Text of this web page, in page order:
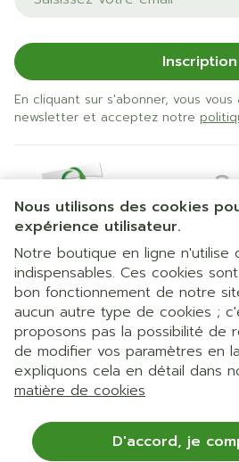
Nous utilisons des cookies
expérience utilisateur.
Notre boutique en ligne n'utilise
indispensables. Ces cookies
bon fonctionnement de notre
aucun autre type de cookies ;
proposons pas la possibilité de
de modifier vos paramètres en
expliquons cela en détail dans
matière de cookies
D'accord, je
Inscription
En cliquant sur s'abonner, vous
newsletter et acceptez notre
Liens légaux